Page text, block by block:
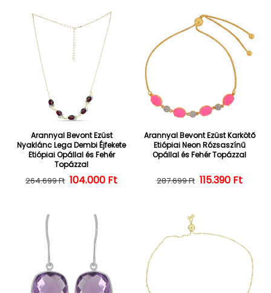
Arannyal Bevont Ezüst
Nyaklánc Lega Dembi Éjfekete
Etiópiai Opállal és Fehér
Topázzal
Normál ár
264.699 Ft Kedvezményes ár
104.000 Ft
Arannyal Bevont Ezüst Karkötő
Etiópiai Neon Rózsaszínű
Opállal és Fehér Topázzal
Normál ár
287.699 Ft 115.390 Ft